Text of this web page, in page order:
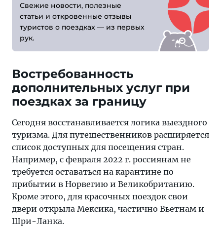
Свежие новости, полезные
статьи и откро­вен­ные отзывы
туристов о поездках — из первых
рук.
Востребованность
дополнительных услуг при
поездках за границу
Сегодня восстанавливается логика выездного
туризма. Для путешественников расширяется
список доступных для посещения стран.
Например, с февраля 2022 г. россиянам не
требуется оставаться на карантине по
прибытии в Норвегию и Великобританию.
Кроме этого, для красочных поездок свои
двери открыла Мексика, частично Вьетнам и
Шри-Ланка.